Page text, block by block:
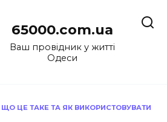
65000.com.ua
Ваш провідник у житті
Одеси
ЩО ЦЕ ТАКЕ ТА ЯК ВИКОРИСТОВУВАТИ